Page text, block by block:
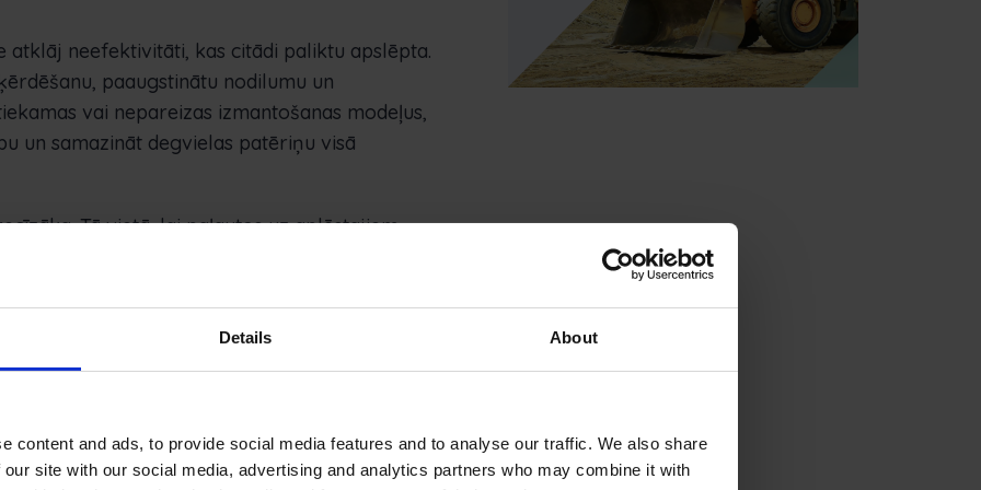
Details About
content and ads, to provide social media features and to analyse our traffic. We also share
site with our social media, advertising and analytics partners who may combine it with
atklāj neefektivitāti, kas citādi paliktu apslēpta.
paaugstinātu nodilumu un
vai nepareizas izmantošanas modeļus,
un samazināt degvielas patēriņu visā
Tā vietā, lai paļautos uz aplēstajiem
tehnisko apkopi, pamatojoties uz faktiskās
tiek apkalpotas, kad nepieciešams, ne
kalpošanas laiku un samazina negaidītu
arī iekšējos norēķinu procesos. Ja
GPS dati nodrošina pārbaudāmu ierakstu
Tas uzlabo rēķinu sagatavošanas precizitāti